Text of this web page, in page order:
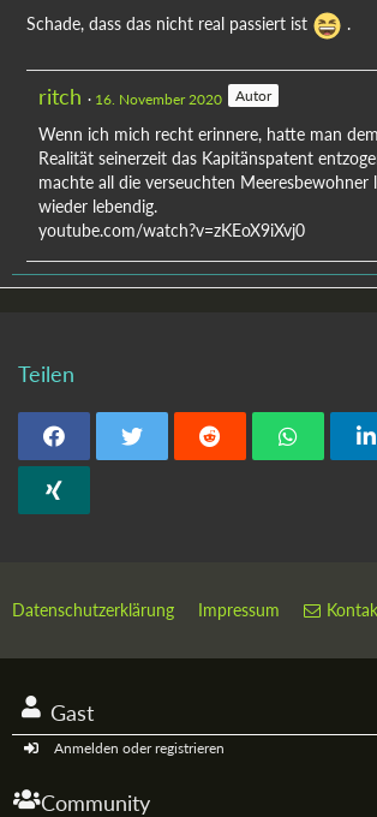
Schade, dass das nicht real passiert ist .
ritch 16. November 2020 Autor
Wenn ich mich recht erinnere, hatte man
Realität seinerzeit das Kapitänspatent
machte all die verseuchten Meeresbewohner
wieder lebendig.
youtube.com/watch?v=zKEoX9iXvj0
Teilen
Datenschutzerklärung Impressum
Gast
Anmelden oder registrieren
Community